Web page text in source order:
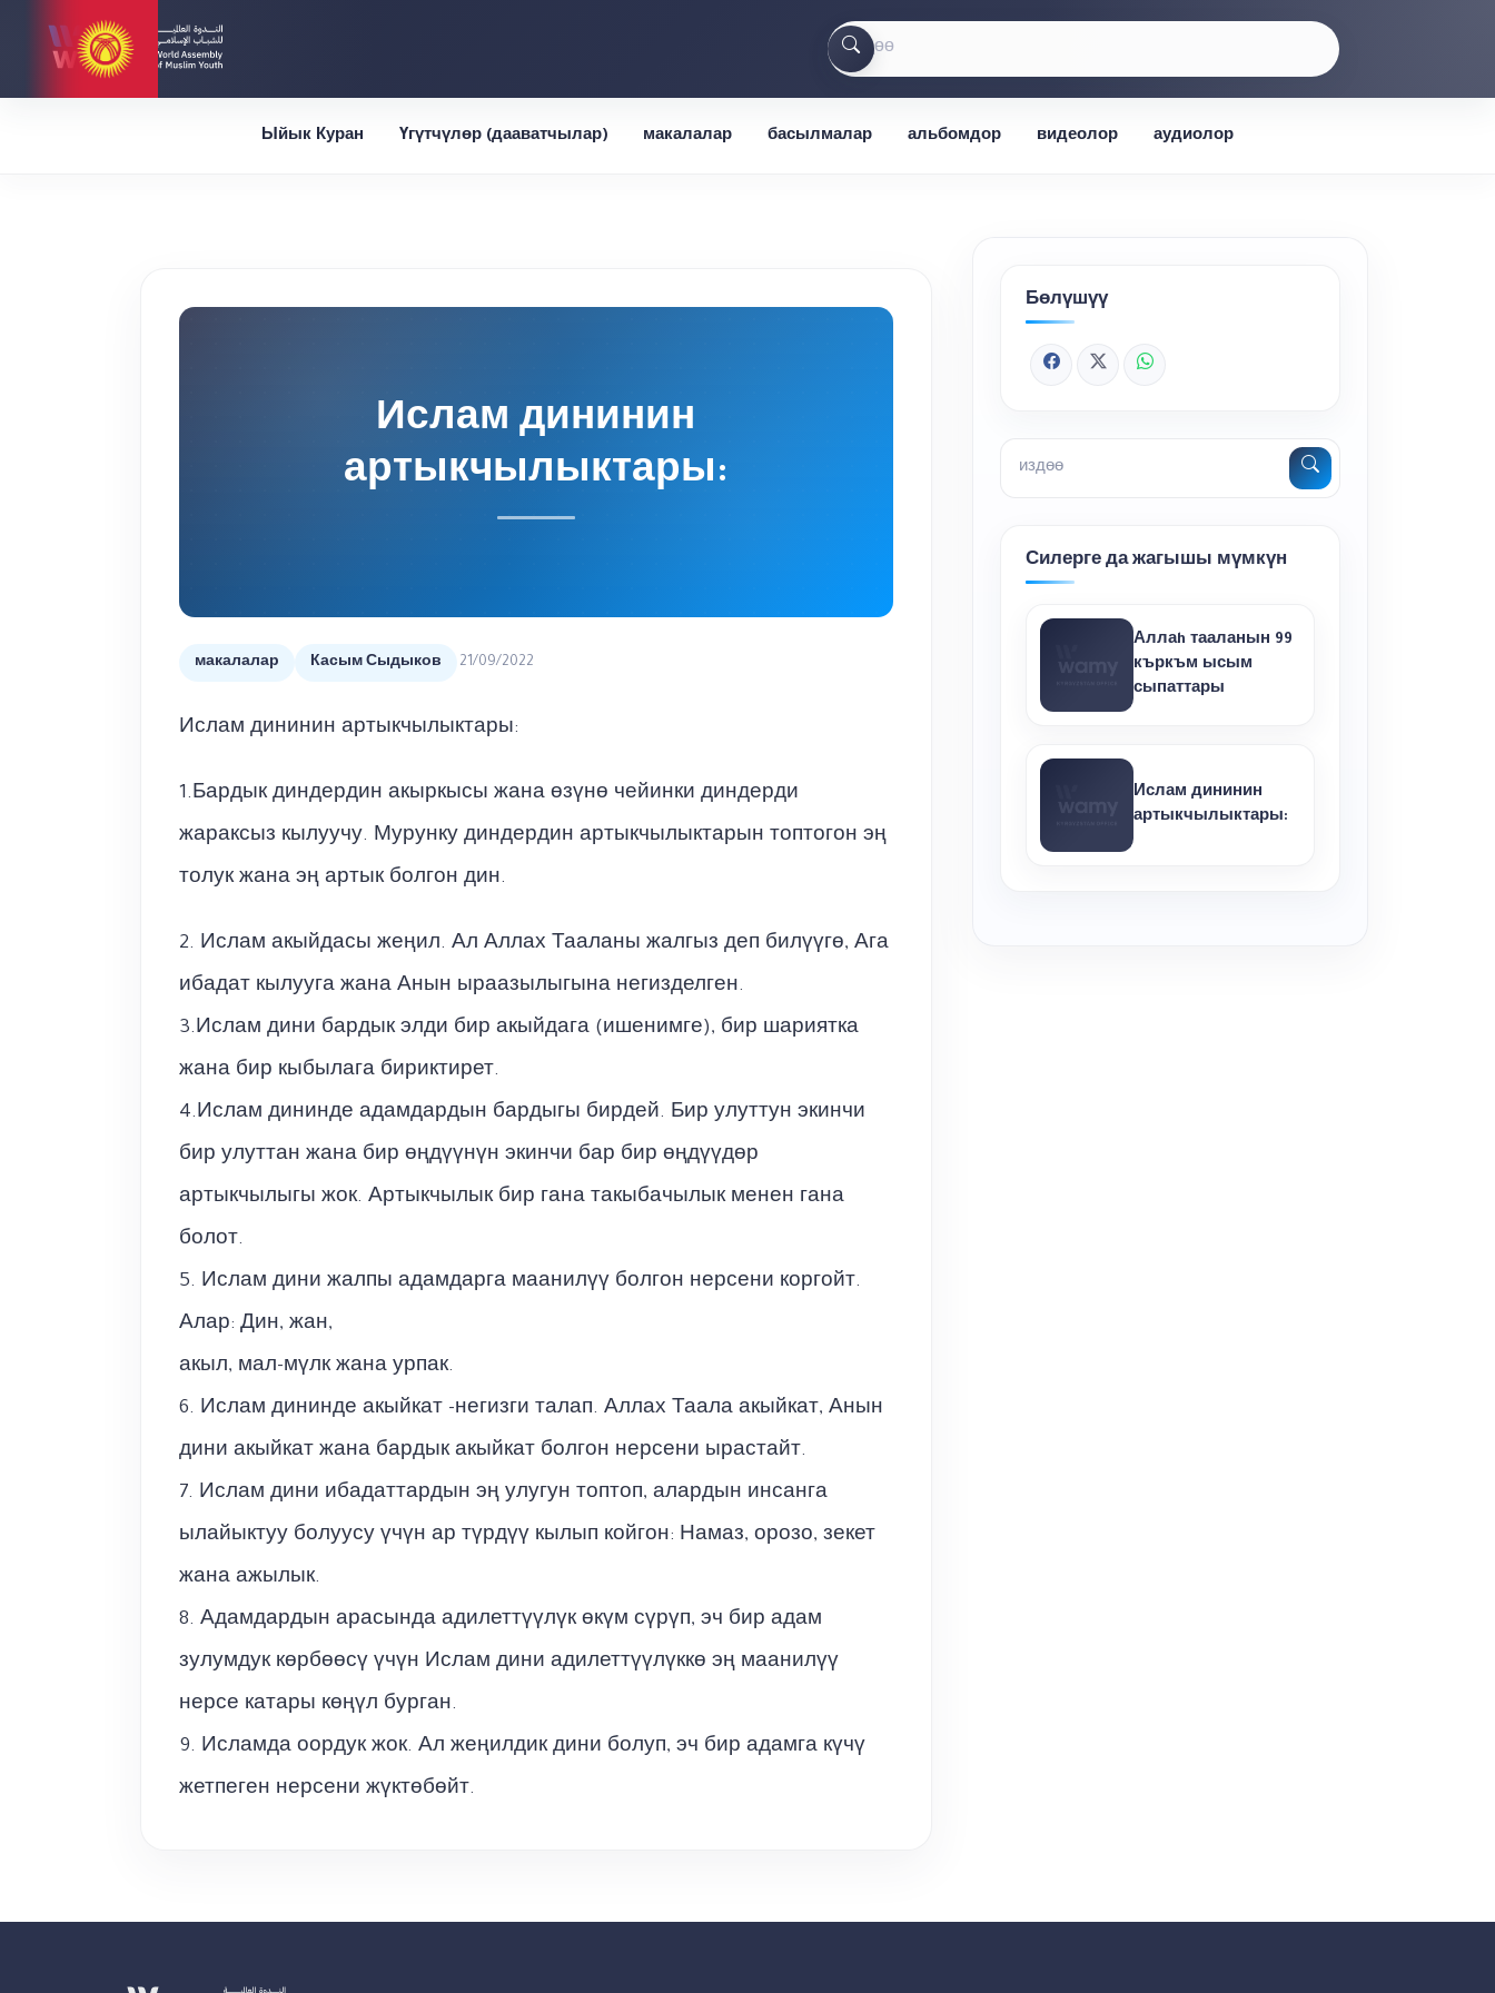
Ыйык Куран Үгүтчүлөр (дааватчылар) макалалар басылмалар альбомдор видеолор аудиолор
Ислам дининин
артыкчылыктары:
макалалар Касым Сыдыков 21/09/2022
Ислам дининин артыкчылыктары:
1.Бардык диндердин акыркысы жана өзүнө чейинки диндерди
жараксыз кылуучу. Мурунку диндердин артыкчылыктарын топтогон эң
толук жана эң артык болгон дин.
2. Ислам акыйдасы жеңил. Ал Аллах Тааланы жалгыз деп билүүгө, Ага
ибадат кылууга жана Анын ыраазылыгына негизделген.
3.Ислам дини бардык элди бир акыйдага (ишенимге), бир шариятка
жана бир кыбылага бириктирет.
4.Ислам дининде адамдардын бардыгы бирдей. Бир улуттун экинчи
бир улуттан жана бир өңдүүнүн экинчи бар бир өңдүүдөр
артыкчылыгы жок. Артыкчылык бир гана такыбачылык менен гана
болот.
5. Ислам дини жалпы адамдарга маанилүү болгон нерсени коргойт.
Алар: Дин, жан,
акыл, мал-мүлк жана урпак.
6. Ислам дининде акыйкат -негизги талап. Аллах Таала акыйкат, Анын
дини акыйкат жана бардык акыйкат болгон нерсени ырастайт.
7. Ислам дини ибадаттардын эң улугун топтоп, алардын инсанга
ылайыктуу болуусу үчүн ар түрдүү кылып койгон: Намаз, орозо, зекет
жана ажылык.
8. Адамдардын арасында адилеттүүлүк өкүм сүрүп, эч бир адам
зулумдук көрбөөсү үчүн Ислам дини адилеттүүлүккө эң маанилүү
нерсе катары көңүл бурган.
9. Исламда оордук жок. Ал жеңилдик дини болуп, эч бир адамга күчү
жетпеген нерсени жүктөбөйт.
Бөлүшүү
Силерге да жагышы мүмкүн
Аллаh тааланын 99
къркъм ысым
сыпаттары
Ислам дининин
артыкчылыктары: